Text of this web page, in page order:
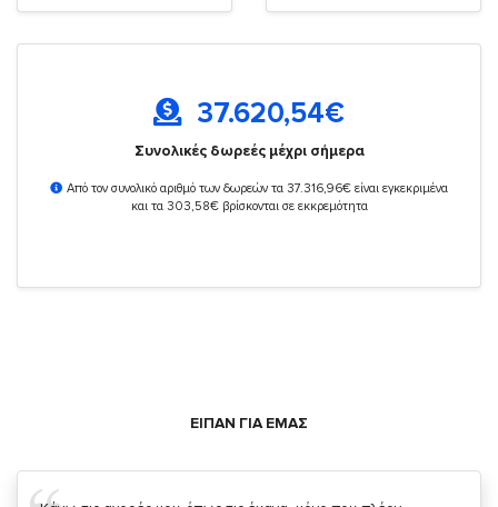
37.620,54€
Συνολικές δωρεές μέχρι σήμερα
Από τον συνολικό αριθμό των δωρεών τα 37.316,96€ είναι εγκεκριμένα
και τα 303,58€ βρίσκονται σε εκκρεμότητα
ΕΙΠΑΝ ΓΙΑ ΕΜΑΣ